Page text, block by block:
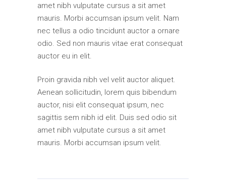
amet nibh vulputate cursus a sit amet
mauris. Morbi accumsan ipsum velit. Nam
nec tellus a odio tincidunt auctor a ornare
odio. Sed non mauris vitae erat consequat
auctor eu in elit.
Proin gravida nibh vel velit auctor aliquet.
Aenean sollicitudin, lorem quis bibendum
auctor, nisi elit consequat ipsum, nec
sagittis sem nibh id elit. Duis sed odio sit
amet nibh vulputate cursus a sit amet
mauris. Morbi accumsan ipsum velit.